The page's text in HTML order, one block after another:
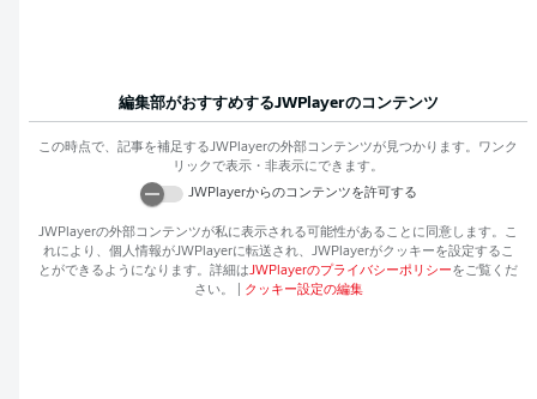
編集部がおすすめするJWPlayerのコンテンツ
この時点で、記事を補足するJWPlayerの外部コンテンツが見つかります。ワンク
リックで表示・非表示にできます。
JWPlayerからのコンテンツを許可する
JWPlayerの外部コンテンツが私に表示される可能性があることに同意します。こ
れにより、個人情報がJWPlayerに転送され、 JWPlayerがクッキーを設定するこ
とができるようになります。詳細はJWPlayerのプライバシーポリシーをご覧くだ
さい。
クッキー設定の編集